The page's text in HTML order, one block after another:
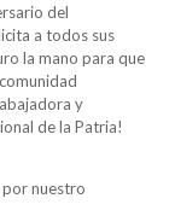
del
a todos sus
la mano para que
y
de la Patria!
nuestro